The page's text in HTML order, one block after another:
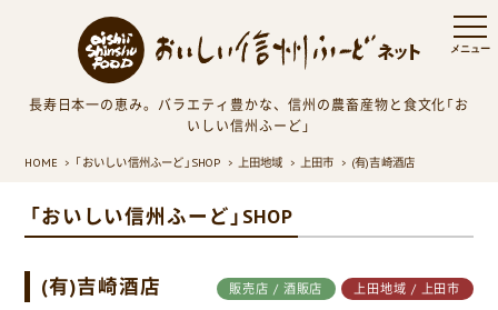
長寿日本一の恵み。バラエティ豊かな、信州の農畜産物と食文化「お
いしい信州ふーど」
HOME 「おいしい信州ふーど」SHOP 上田地域 上田市 (有)吉崎酒店
「おいしい信州ふーど」SHOP
(有)吉崎酒店 販売店 / 酒販店 上田地域 / 上田市